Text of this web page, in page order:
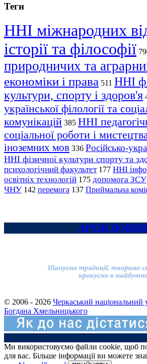
Теги
ННІ міжнародних
історії та філософії
природничих та
економіки і права 511 ННІ
культури, спорту і здоров'я
української філології та
комунікацій 385 ННІ
соціальної роботи і
іноземних мов 336 Російсько-
ННІ фізичної культури спорту та
психологічний факультет 177 ННІ
освітніх технологій 175 допомога ЗСУ
ЧНУ 142 перемога 137 Приймальна
АРХІВ НОВИН
© 2006 - 2026 Черкаський національний
Богдана Хмельницького
Ми використовуємо файли cookie, щоб
для вас. Більше інформації ви можете